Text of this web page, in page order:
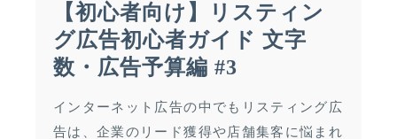
【初心者向け】リスティン
グ広告初心者ガイド 文字
数・広告予算編 #3
インターネット広告の中でもリスティング広
告は、企業のリード獲得や店舗集客に悩まれ